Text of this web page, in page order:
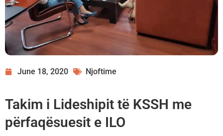
June 18, 2020 Njoftime
Takim i Lideshipit të KSSH me
përfaqësuesit e ILO